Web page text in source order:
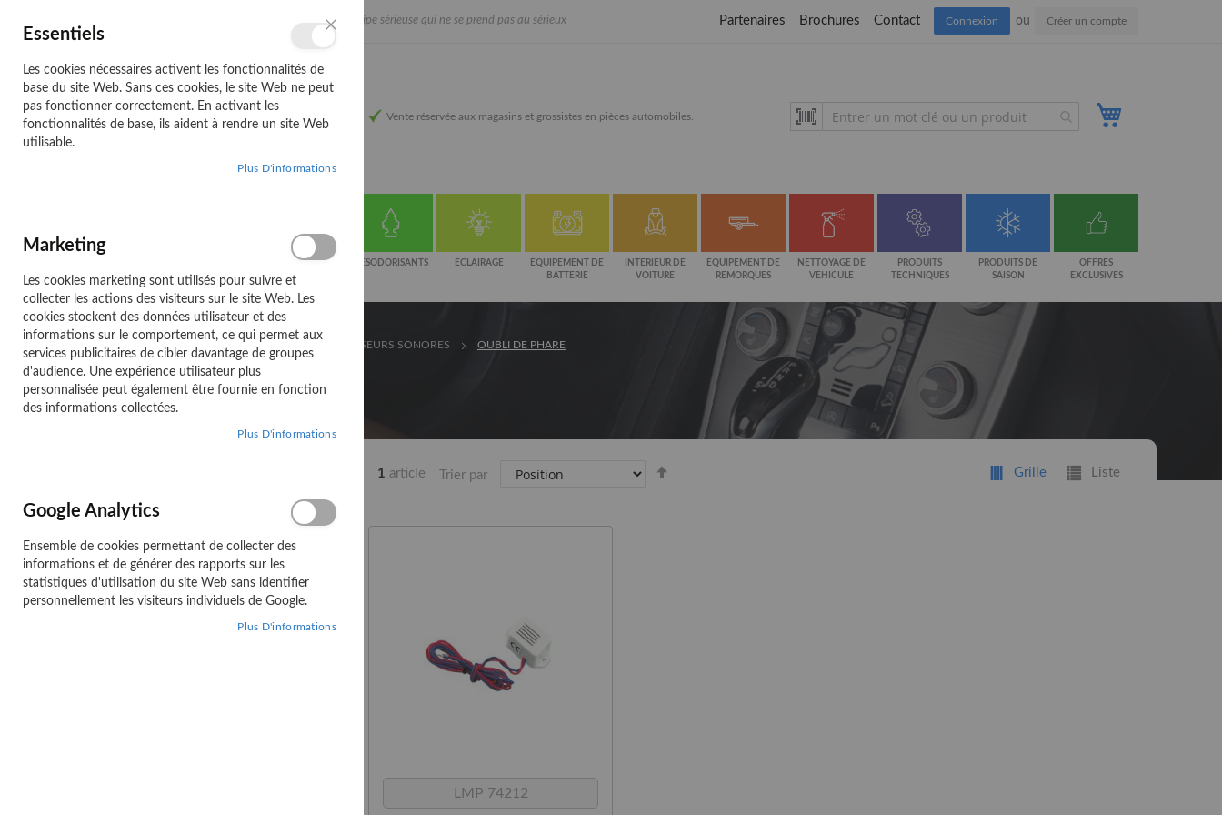
Une équipe sérieuse qui ne se prend pas au sérieux Partenaires Brochures Contact Connexion Créer un compte
au
Vente réservée aux magasins et grossistes en pièces automobiles.
EXTERIEUR DE
VOITURE
DESODORISANTS ECLAIRAGE
EQUIPEMENT DE
BATTERIE
INTERIEUR DE
VOITURE
EQUIPEMENT DE
REMORQUES
NETTOYAGE DE
VEHICULE
PRODUITS
TECHNIQUES
PRODUITS DE
SAISON
OFFRES
EXCLUSIVES
EXTERIEUR DE VOITURE AVERTISSEURS SONORES OUBLI DE PHARE
OUBLI DE PHARE
Grille Liste
1 article Trier par
LMP 74212
CATÉGORIE
STOCK
Essentiels
Les cookies nécessaires activent les fonctionnalités de
base du site Web. Sans ces cookies, le site Web ne peut
pas fonctionner correctement. En activant les
fonctionnalités de base, ils aident à rendre un site Web
utilisable.
Plus D'informations
Marketing
Les cookies marketing sont utilisés pour suivre et
collecter les actions des visiteurs sur le site Web. Les
cookies stockent des données utilisateur et des
informations sur le comportement, ce qui permet aux
services publicitaires de cibler davantage de groupes
d'audience. Une expérience utilisateur plus
personnalisée peut également être fournie en fonction
des informations collectées.
Plus D'informations
Google Analytics
Ensemble de cookies permettant de collecter des
informations et de générer des rapports sur les
statistiques d'utilisation du site Web sans identifier
personnellement les visiteurs individuels de Google.
Plus D'informations